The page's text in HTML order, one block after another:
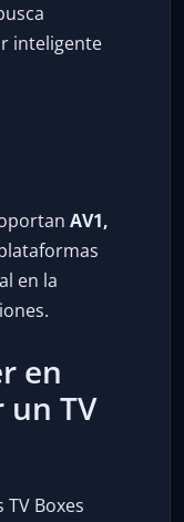
inteligente
AV1,
en la
en
TV
Boxes